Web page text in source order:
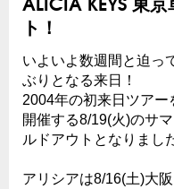
ト！
いよいよ数週間と迫っ
ぶりとなる来日！
2004年の初来日ツア
開催する8/19(火)のサ
ルドアウトとなりまし
アリシアは8/16(土)大